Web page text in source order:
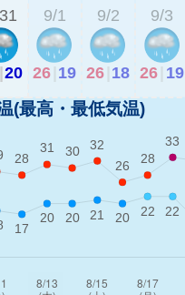
|20
9/1
26 19
9/2
26 18
9/3
26 19
(最高・最低気温)